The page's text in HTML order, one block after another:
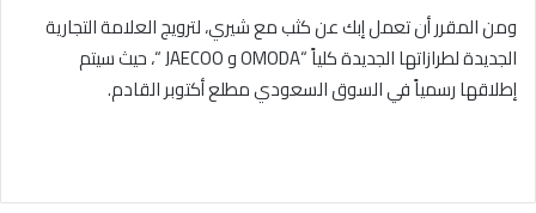
ومن المقرر أن تعمل إبك عن كثب مع شيري، لترويج العلامة التجارية
الجديدة لطرازاتها الجديدة كلياً “OMODA و JAECOO “، حيث سيتم
إطلاقها رسمياً في السوق السعودي مطلع أكتوبر القادم.